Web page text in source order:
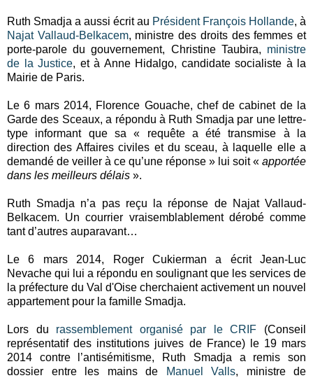
Ruth Smadja a aussi écrit au Président François Hollande, à
Najat Vallaud-Belkacem, ministre des droits des femmes et
porte-parole du gouvernement, Christine Taubira, ministre
de la Justice, et à Anne Hidalgo, candidate socialiste à la
Mairie de Paris.
Le 6 mars 2014, Florence Gouache, chef de cabinet de la
Garde des Sceaux, a répondu à Ruth Smadja par une lettre-
type informant que sa « requête a été transmise à la
direction des Affaires civiles et du sceau, à laquelle elle a
demandé de veiller à ce qu’une réponse » lui soit « apportée
dans les meilleurs délais ».
Ruth Smadja n’a pas reçu la réponse de Najat Vallaud-
Belkacem. Un courrier vraisemblablement dérobé comme
tant d’autres auparavant…
Le 6 mars 2014, Roger Cukierman a écrit Jean-Luc
Nevache qui lui a répondu en soulignant que les services de
la préfecture du Val d'Oise cherchaient activement un nouvel
appartement pour la famille Smadja.
Lors du rassemblement organisé par le CRIF (Conseil
représentatif des institutions juives de France) le 19 mars
2014 contre l’antisémitisme, Ruth Smadja a remis son
dossier entre les mains de
Manuel Valls, ministre de